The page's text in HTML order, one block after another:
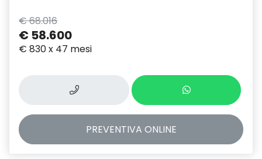
€ 68.016
€ 58.600
€ 830 x 47 mesi
PREVENTIVA ONLINE